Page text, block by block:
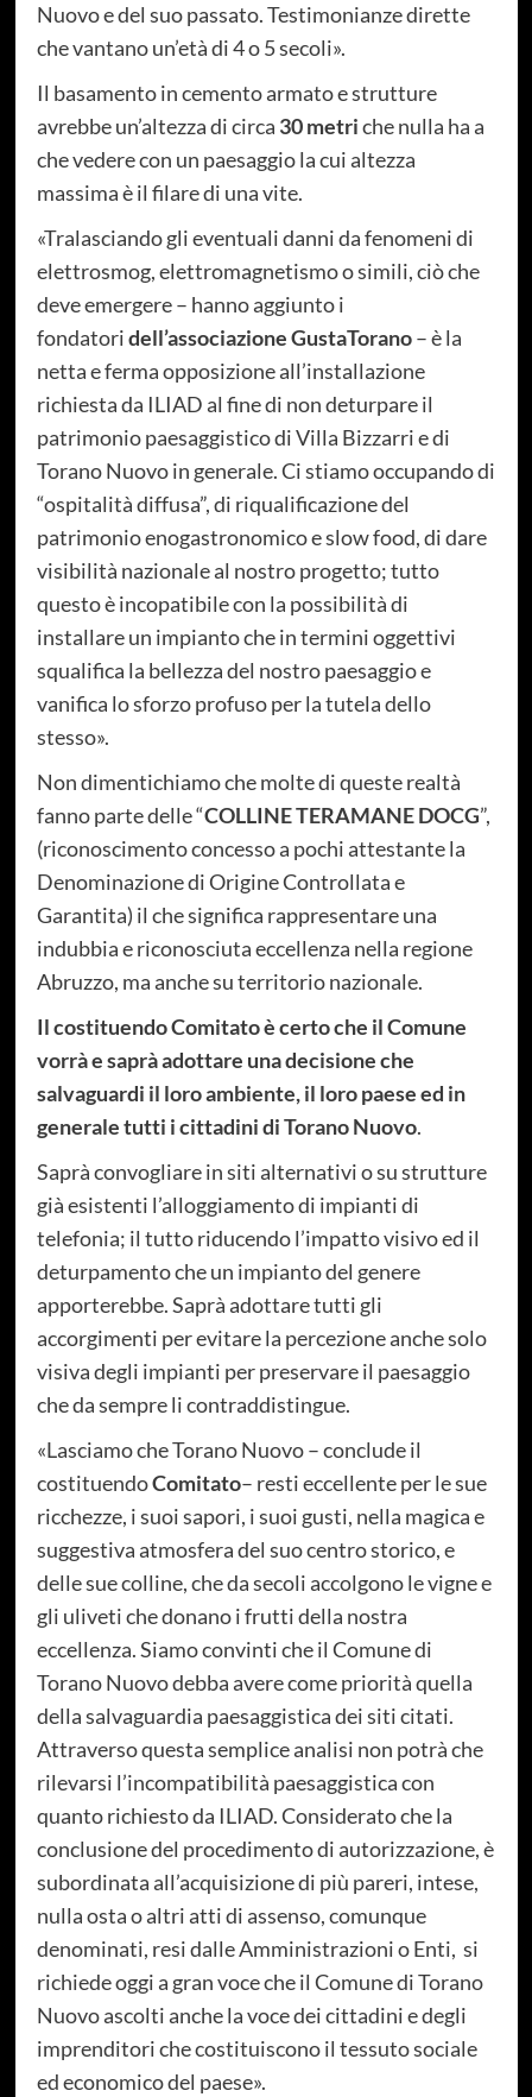
Nuovo e del suo passato. Testimonianze dirette
che vantano un’età di 4 o 5 secoli».
Il basamento in cemento armato e strutture
avrebbe un’altezza di circa 30 metriche nulla ha a
che vedere con un paesaggio la cui altezza
massima è il filare di una vite.
«Tralasciando gli eventuali danni da fenomeni di
elettrosmog, elettromagnetismo o simili, ciò che
deve emergere – hanno aggiunto i
fondatoridell’associazione GustaTorano– è la
netta e ferma opposizione all’installazione
richiesta da ILIAD al fine di non deturpare il
patrimonio paesaggistico di Villa Bizzarri e di
Torano Nuovo in generale. Ci stiamo occupando di
“ospitalità diffusa”, di riqualificazione del
patrimonio enogastronomico e slow food, di dare
visibilità nazionale al nostro progetto; tutto
questo è incopatibile con la possibilità di
installare un impianto che in termini oggettivi
squalifica la bellezza del nostro paesaggio e
vanifica lo sforzo profuso per la tutela dello
stesso».
Non dimentichiamo che molte di queste realtà
fanno parte delle “COLLINE TERAMANE DOCG”,
(riconoscimento concesso a pochi attestante la
Denominazione di Origine Controllata e
Garantita) il che significa rappresentare una
indubbia e riconosciuta eccellenza nella regione
Abruzzo, ma anche su territorio nazionale.
Il costituendo Comitato è certo che il Comune
vorrà e saprà adottare una decisione che
salvaguardi il loro ambiente, il loro paese ed in
generale tutti i cittadini di Torano Nuovo.
Saprà convogliare in siti alternativi o su strutture
già esistenti l’alloggiamento di impianti di
telefonia; il tutto riducendo l’impatto visivo ed il
deturpamento che un impianto del genere
apporterebbe. Saprà adottare tutti gli
accorgimenti per evitare la percezione anche solo
visiva degli impianti per preservare il paesaggio
che da sempre li contraddistingue.
«Lasciamo che Torano Nuovo – conclude il
costituendoComitato– resti eccellente per le sue
ricchezze, i suoi sapori, i suoi gusti, nella magica e
suggestiva atmosfera del suo centro storico, e
delle sue colline, che da secoli accolgono le vigne e
gli uliveti che donano i frutti della nostra
eccellenza. Siamo convinti che il Comune di
Torano Nuovo debba avere come priorità quella
della salvaguardia paesaggistica dei siti citati.
Attraverso questa semplice analisi non potrà che
rilevarsi l’incompatibilità paesaggistica con
quanto richiesto da ILIAD. Considerato che la
conclusione del procedimento di autorizzazione, è
subordinata all’acquisizione di più pareri, intese,
nulla osta o altri atti di assenso, comunque
denominati, resi dalle Amministrazioni o Enti, si
richiede oggi a gran voce che il Comune di Torano
Nuovo ascolti anche la voce dei cittadini e degli
imprenditori che costituiscono il tessuto sociale
ed economico del paese».